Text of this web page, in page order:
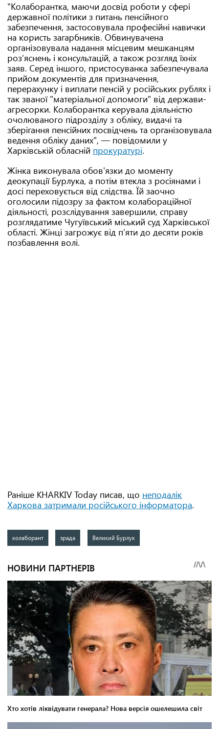
"Колаборантка, маючи досвід роботи у сфері
державної політики з питань пенсійного
забезпечення, застосовувала професійні навички
на користь загарбників. Обвинувачена
організовувала надання місцевим мешканцям
роз’яснень і консультацій, а також розгляд їхніх
заяв. Серед іншого, пристосуванка забезпечувала
прийом документів для призначення,
перерахунку і виплати пенсій у російських рублях і
так званої "матеріальної допомоги" від держави-
агресорки. Колаборантка керувала діяльністю
очолюваного підрозділу з обліку, видачі та
зберігання пенсійних посвідчень та організовувала
ведення обліку даних", — повідомили у
Харківській обласній прокуратурі.
Жінка виконувала обов'язки до моменту
деокупації Бурлука, а потім втекла з росіянами і
досі переховується від слідства. Їй заочно
оголосили підозру за фактом колабораційної
діяльності, розслідування завершили, справу
розглядатиме Чугуївський міський суд Харківської
області. Жінці загрожує від пʼяти до десяти років
позбавлення волі.
Раніше KHARKIV Today писав, що неподалік
Харкова затримали російського інформатора.
колаборант зрада Великий Бурлук